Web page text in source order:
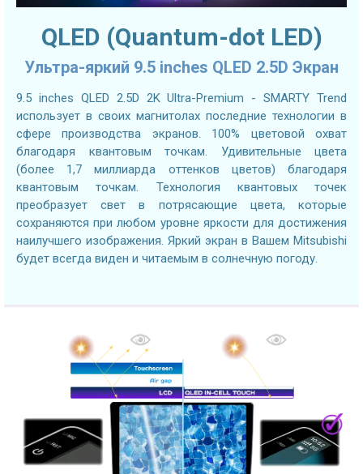
QLED (Quantum-dot LED)
Ультра-яркий 9.5 inches QLED 2.5D Экран
9.5 inches QLED 2.5D 2K Ultra-Premium - SMARTY Trend
использует в своих магнитолах последние технологии в
сфере производства экранов. 100% цветовой охват
благодаря квантовым точкам. Удивительные цвета
(более 1,7 миллиарда оттенков цветов) благодаря
квантовым точкам. Технология квантовых точек
преобразует свет в потрясающие цвета, которые
сохраняются при любом уровне яркости для достижения
наилучшего изображения. Яркий экран в Вашем Mitsubishi
будет всегда виден и читаемым в солнечную погоду.